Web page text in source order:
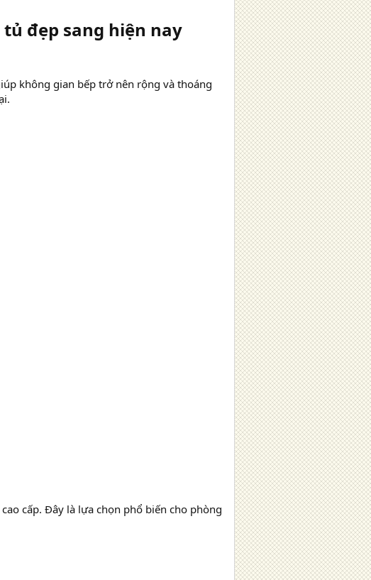
đẹp sang hiện nay​
không gian bếp trở nên rộng và thoáng
cấp. Đây là lựa chọn phổ biến cho phòng